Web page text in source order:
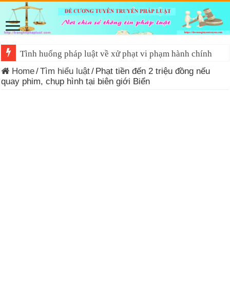
Tình huống pháp luật về xử phạt vi phạm hành chính
Home/Tìm hiểu luật/ Phạt tiền đến 2 triệu đồng nếu
quay phim, chụp hình tại biên giới Biển